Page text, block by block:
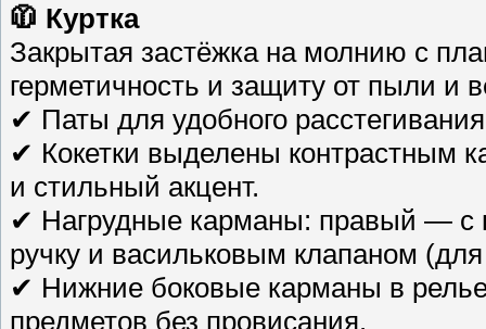
🧥 Куртка
Закрытая застёжка на молнию с
герметичность и защиту от пыли и
✔ Паты для удобного
✔ Кокетки выделены контрастным
и стильный акцент.
✔ Нагрудные карманы: правый — с
ручку и васильковым клапаном
✔ Нижние боковые карманы в
предметов без провисания.